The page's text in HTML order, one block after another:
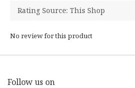
No review for this product
Follow us on